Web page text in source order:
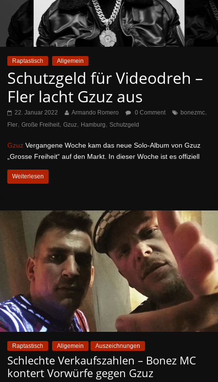
Raptastisch Allgemein
Schutzgeld für Videodreh –
Fler lacht Gzuz aus
22. Januar 2022 Armando Romero 0 Comment bonezmc,
Fler, Große Freiheit, Gzuz, Hamburg, Schutzgeld
Gzuz Vergangene Woche kam das neue Solo-Album von Gzuz
„Grosse Freiheit“ auf den Markt. In dieser Woche ist es offiziell
Weiterlesen
Raptastisch Allgemein Auszeichnungen
Schlechte Verkaufszahlen – Bonez MC
kontert Vorwürfe gegen Gzuz